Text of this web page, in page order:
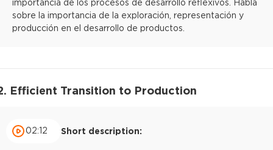
importancia de los procesos de desarrollo reflexivos. Habla
sobre la importancia de la exploración, representación y
producción en el desarrollo de productos.
Efficient Transition to Production
02:12 Short description: